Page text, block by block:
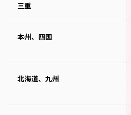
三重
本州、四国
北海道、九州